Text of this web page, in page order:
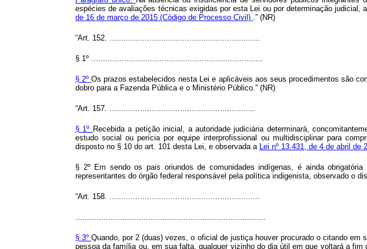
espécies de avaliações técnicas exigidas por esta Lei ou por determinação judicial,
de 16 de março de 2015 (Código de Processo Civil) .” (NR)
“Art. 152. ................................................................
§ 1º .........................................................................
§ 2ºOs prazos estabelecidos nesta Lei e aplicáveis aos seus procedimentos são
dobro para a Fazenda Pública e o Ministério Público.” (NR)
“Art. 157. ..............................................................
§ 1º Recebida a petição inicial, a autoridade judiciária determinará,
estudo social ou perícia por equipe interprofissional ou multidisciplinar para
disposto no § 10 do art. 101 desta Lei, e observada a Lei nº 13.431, de 4 de abril de
§ 2º Em sendo os pais oriundos de comunidades indígenas, é ainda
representantes do órgão federal responsável pela política indigenista, observado o
“Art. 158. ................................................................
.................................................................................
§ 3ºQuando, por 2 (duas) vezes, o oficial de justiça houver procurado o citando
pessoa da família ou, em sua falta, qualquer vizinho do dia útil em que voltará a